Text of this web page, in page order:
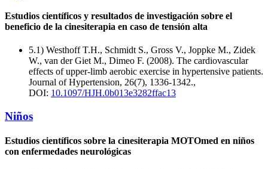
Estudios científicos y resultados de investigación sobre el
beneficio de la cinesiterapia en caso de tensión alta
5.1) Westhoff T.H., Schmidt S., Gross V., Joppke M., Zidek
W., van der Giet M., Dimeo F. (2008). The cardiovascular
effects of upper-limb aerobic exercise in hypertensive patients.
Journal of Hypertension, 26(7), 1336-1342.,
DOI: 10.1097/HJH.0b013e3282ffac13
Niños
Estudios científicos sobre la cinesiterapia MOTOmed en niños
con enfermedades neurológicas